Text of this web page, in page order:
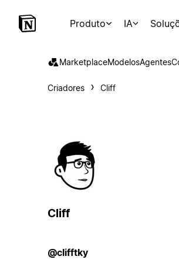
Produto IA
MarketplaceModelosAgentes
Criadores Cliff
Cliff
@clifftky